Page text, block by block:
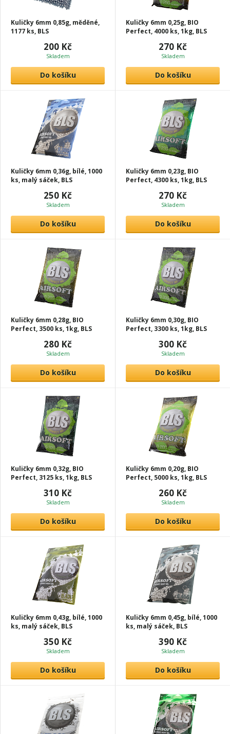
Kuličky 6mm 0,85g, měděné,
1177 ks, BLS
200 Kč
Skladem
Do košíku
Kuličky 6mm 0,25g, BIO
Perfect, 4000 ks, 1kg, BLS
270 Kč
Skladem
Do košíku
Kuličky 6mm 0,36g, bílé, 1000
ks, malý sáček, BLS
250 Kč
Skladem
Do košíku
Kuličky 6mm 0,23g, BIO
Perfect, 4300 ks, 1kg, BLS
270 Kč
Skladem
Do košíku
Kuličky 6mm 0,28g, BIO
Perfect, 3500 ks, 1kg, BLS
280 Kč
Skladem
Do košíku
Kuličky 6mm 0,30g, BIO
Perfect, 3300 ks, 1kg, BLS
300 Kč
Skladem
Do košíku
Kuličky 6mm 0,32g, BIO
Perfect, 3125 ks, 1kg, BLS
310 Kč
Skladem
Do košíku
Kuličky 6mm 0,20g, BIO
Perfect, 5000 ks, 1kg, BLS
260 Kč
Skladem
Do košíku
Kuličky 6mm 0,43g, bílé, 1000
ks, malý sáček, BLS
350 Kč
Skladem
Do košíku
Kuličky 6mm 0,45g, bílé, 1000
ks, malý sáček, BLS
390 Kč
Skladem
Do košíku